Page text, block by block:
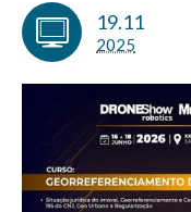
19.11
2025